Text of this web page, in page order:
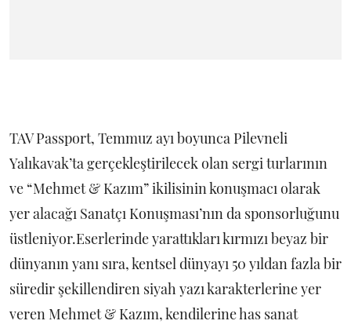
TAV Passport, Temmuz ayı boyunca Pilevneli
Yalıkavak’ta gerçekleştirilecek olan sergi turlarının
ve “Mehmet & Kazım” ikilisinin konuşmacı olarak
yer alacağı Sanatçı Konuşması’nın da sponsorluğunu
üstleniyor.Eserlerinde yarattıkları kırmızı beyaz bir
dünyanın yanı sıra, kentsel dünyayı 50 yıldan fazla bir
süredir şekillendiren siyah yazı karakterlerine yer
veren Mehmet & Kazım, kendilerine has sanat